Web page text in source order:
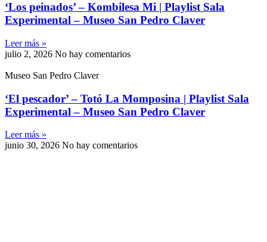
‘Los peinados’ – Kombilesa Mi | Playlist Sala
Experimental – Museo San Pedro Claver
Leer más »
julio 2, 2026 No hay comentarios
Museo San Pedro Claver
‘El pescador’ – Totó La Momposina | Playlist Sala
Experimental – Museo San Pedro Claver
Leer más »
junio 30, 2026 No hay comentarios